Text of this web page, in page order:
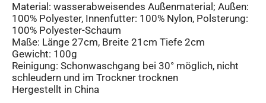
Material: wasserabweisendes Außenmaterial; Außen:
100% Polyester, Innenfutter: 100% Nylon, Polsterung:
100% Polyester-Schaum
Maße: Länge 27cm, Breite 21cm Tiefe 2cm
Gewicht: 100g
Reinigung: Schonwaschgang bei 30° möglich, nicht
schleudern und im Trockner trocknen
Hergestellt in China